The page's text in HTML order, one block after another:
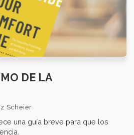
DE LA
Scheier
una guía breve para que los